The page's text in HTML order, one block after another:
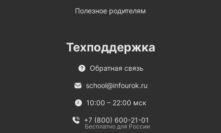
Полезное родителям
Техподдержка
Обратная связь
school@infourok.ru
10:00 – 22:00 мск
+7 (800) 600-21-01
Бесплатно для России